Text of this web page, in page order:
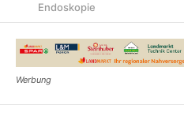
Endoskopie